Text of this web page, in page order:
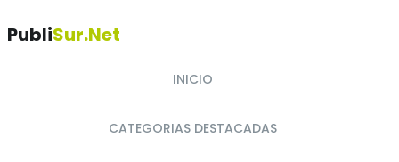
PubliSur.net
INICIO
CATEGORIAS DESTACADAS